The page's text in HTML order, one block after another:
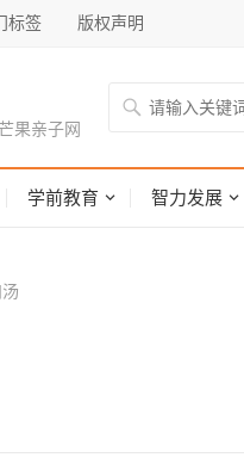
标签 版权声明
果亲子网
学前教育 智力发展